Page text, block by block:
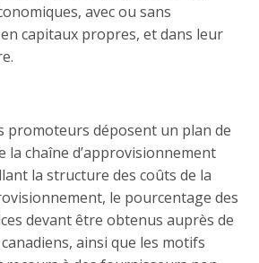
avec ou sans
capitaux propres, et dans leur
promoteurs déposent un plan de
la chaîne d’approvisionnement
la structure des coûts de la
le pourcentage des
devant être obtenus auprès de
ainsi que les motifs